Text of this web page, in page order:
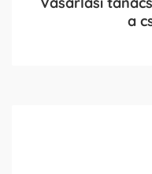
a